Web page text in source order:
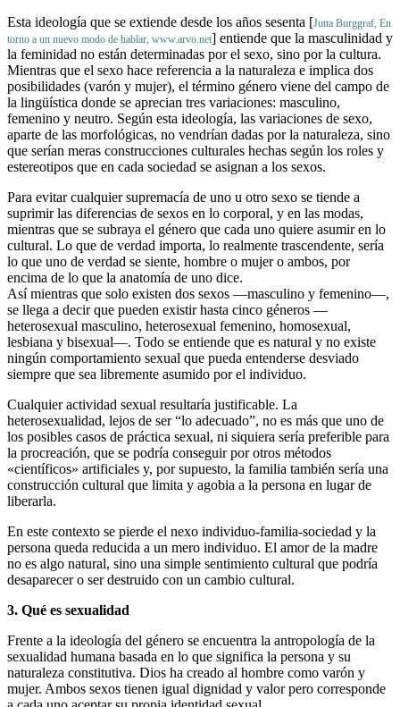
Esta ideología que se extiende desde los años sesenta [Jutta Burggraf, En
torno a un nuevo modo de hablar, www.arvo.net] entiende que la masculinidad y
la feminidad no están determinadas por el sexo, sino por la cultura.
Mientras que el sexo hace referencia a la naturaleza e implica dos
posibilidades (varón y mujer), el término género viene del campo de
la lingüística donde se aprecian tres variaciones: masculino,
femenino y neutro. Según esta ideología, las variaciones de sexo,
aparte de las morfológicas, no vendrían dadas por la naturaleza, sino
que serían meras construcciones culturales hechas según los roles y
estereotipos que en cada sociedad se asignan a los sexos.
Para evitar cualquier supremacía de uno u otro sexo se tiende a
suprimir las diferencias de sexos en lo corporal, y en las modas,
mientras que se subraya el género que cada uno quiere asumir en lo
cultural. Lo que de verdad importa, lo realmente trascendente, sería
lo que uno de verdad se siente, hombre o mujer o ambos, por
encima de lo que la anatomía de uno dice.
Así mientras que solo existen dos sexos —masculino y femenino—,
se llega a decir que pueden existir hasta cinco géneros —
heterosexual masculino, heterosexual femenino, homosexual,
lesbiana y bisexual—. Todo se entiende que es natural y no existe
ningún comportamiento sexual que pueda entenderse desviado
siempre que sea libremente asumido por el individuo.
Cualquier actividad sexual resultaría justificable. La
heterosexualidad, lejos de ser “lo adecuado”, no es más que uno de
los posibles casos de práctica sexual, ni siquiera sería preferible para
la procreación, que se podría conseguir por otros métodos
«científicos» artificiales y, por supuesto, la familia también sería una
construcción cultural que limita y agobia a la persona en lugar de
liberarla.
En este contexto se pierde el nexo individuo-familia-sociedad y la
persona queda reducida a un mero individuo. El amor de la madre
no es algo natural, sino una simple sentimiento cultural que podría
desaparecer o ser destruido con un cambio cultural.
3. Qué es sexualidad
Frente a la ideología del género se encuentra la antropología de la
sexualidad humana basada en lo que significa la persona y su
naturaleza constitutiva. Dios ha creado al hombre como varón y
mujer. Ambos sexos tienen igual dignidad y valor pero corresponde